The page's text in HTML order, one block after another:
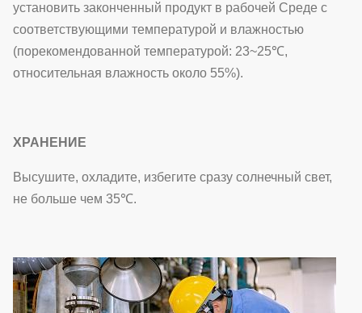
установить законченный продукт в рабочей Среде с
соответствующими температурой и влажностью
(порекомендованной температурой: 23~25℃,
относительная влажность около 55%).
ХРАНЕНИЕ
Высушите, охладите, избегите сразу солнечный свет,
не больше чем 35℃.